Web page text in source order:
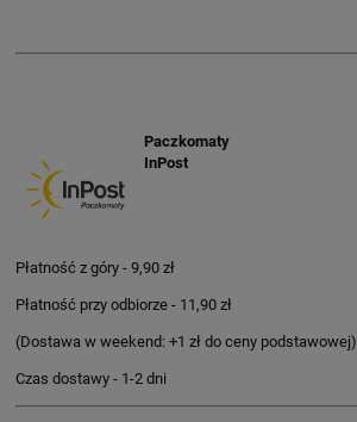
Paczkomaty
InPost
Płatność z góry - 9,90 zł
Płatność przy odbiorze - 11,90 zł
(Dostawa w weekend: +1 zł do ceny podstawowej)
Czas dostawy - 1-2 dni